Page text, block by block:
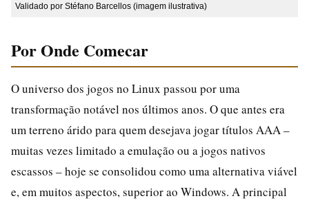
Validado por Stéfano Barcellos (imagem ilustrativa)
Por Onde Comecar
O universo dos jogos no Linux passou por uma
transformação notável nos últimos anos. O que antes era
um terreno árido para quem desejava jogar títulos AAA –
muitas vezes limitado a emulação ou a jogos nativos
escassos – hoje se consolidou como uma alternativa viável
e, em muitos aspectos, superior ao Windows. A principal